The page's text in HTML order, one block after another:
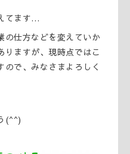
てます…
の仕方などを変えていか
りますが、現時点ではこ
で、みなさまよろしく
(^^)